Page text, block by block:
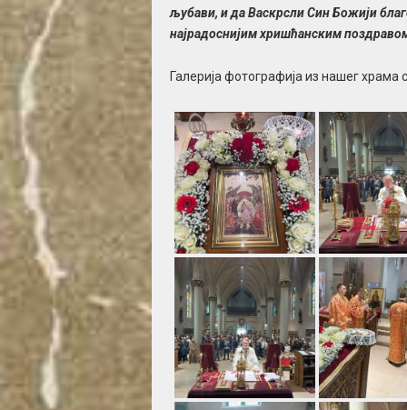
љубави, и да Васкрсли Син Божији
најрадоснијим хришћанским
Галерија фотографија из нашег